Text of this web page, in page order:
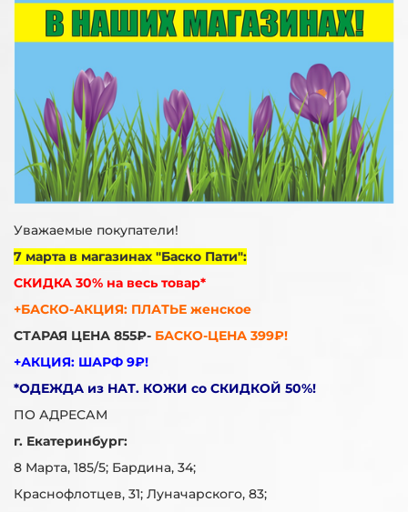
Уважаемые покупатели!
7 марта в магазинах "Баско Пати":
СКИДКА 30% на весь товар*
+БАСКО-АКЦИЯ: ПЛАТЬЕ женское
СТАРАЯ ЦЕНА 855₽- БАСКО-ЦЕНА 399₽!
+АКЦИЯ: ШАРФ 9₽!
*ОДЕЖДА из НАТ. КОЖИ со СКИДКОЙ 50%!
ПО АДРЕСАМ
г. Екатеринбург:
8 Марта, 185/5; Бардина, 34;
Краснофлотцев, 31; Луначарского, 83;